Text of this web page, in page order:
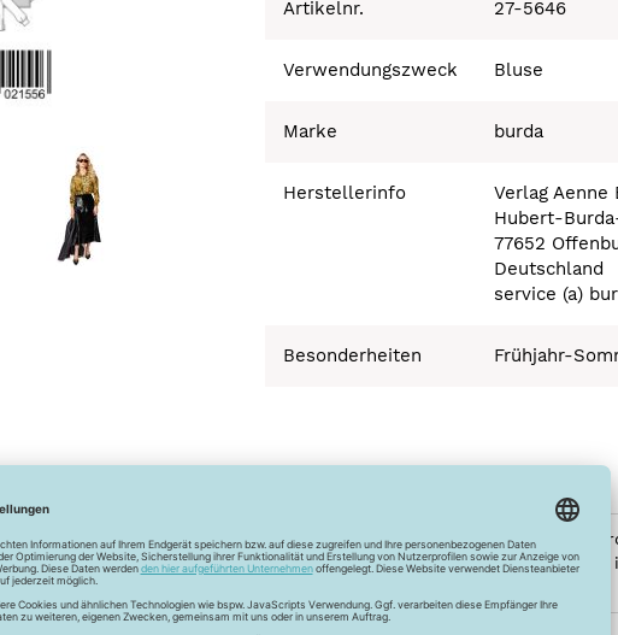
Artikelnr. 27-5646
Verwendungszweck Bluse
Marke burda
Herstellerinfo
Verlag Aenne
Hubert-
77652
Deutschland
service (a)
Besonderheiten Frühjahr-
verliebt in die Schnitte von Burdastyle. Das Unternehmen Burda
Beliebtheit bei Hobbyschneiderinnen und Profis ungebrochen.